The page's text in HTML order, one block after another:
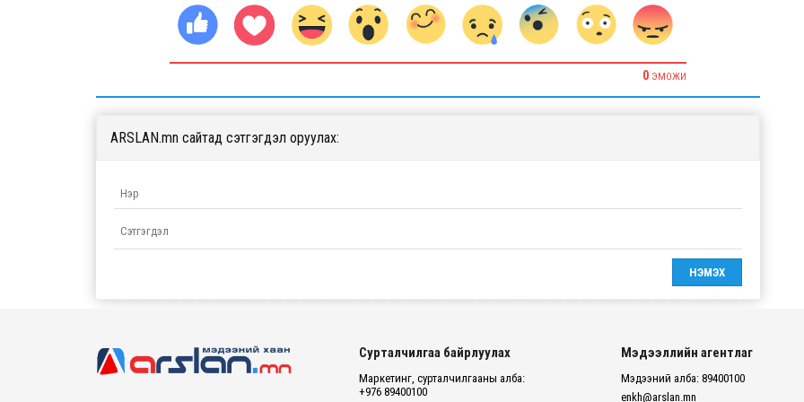
0 ЭМОЖИ
ARSLAN.mn сайтад сэтгэгдэл оруулах:
Сурталчилгаа байрлуулах
Маркетинг, сурталчилгааны алба:
+976 89400100
Мэдээллийн агентлаг
Мэдээний алба: 89400100
enkh@arslan.mn